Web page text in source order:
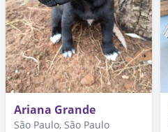
Ariana Grande
São Paulo, São Paulo